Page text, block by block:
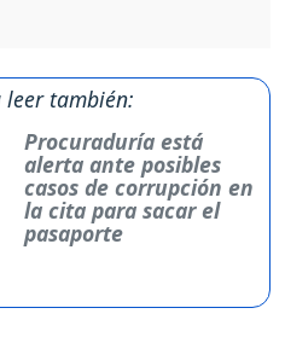
leer también:
Procuraduría está
alerta ante posibles
casos de corrupción en
la cita para sacar el
pasaporte